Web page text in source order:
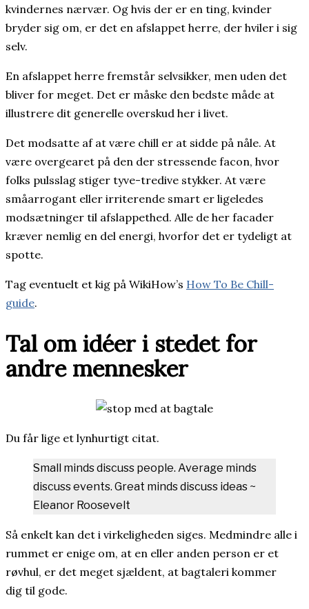
kvindernes nærvær. Og hvis der er en ting, kvinder
bryder sig om, er det en afslappet herre, der hviler i sig
selv.
En afslappet herre fremstår selvsikker, men uden det
bliver for meget. Det er måske den bedste måde at
illustrere dit generelle overskud her i livet.
Det modsatte af at være chill er at sidde på nåle. At
være overgearet på den der stressende facon, hvor
folks pulsslag stiger tyve-tredive stykker. At være
småarrogant eller irriterende smart er ligeledes
modsætninger til afslappethed. Alle de her facader
kræver nemlig en del energi, hvorfor det er tydeligt at
spotte.
Tag eventuelt et kig på WikiHow’s How To Be Chill-
guide.
Tal om idéer i stedet for
andre mennesker
Du får lige et lynhurtigt citat.
Small minds discuss people. Average minds
discuss events. Great minds discuss ideas ~
Eleanor Roosevelt
Så enkelt kan det i virkeligheden siges. Medmindre alle i
rummet er enige om, at en eller anden person er et
røvhul, er det meget sjældent, at bagtaleri kommer
dig til gode.